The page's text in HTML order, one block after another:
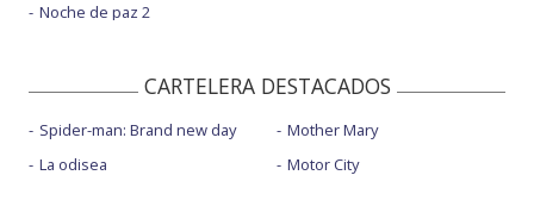
Noche de paz 2
CARTELERA DESTACADOS
Spider-man: Brand new day
La odisea
Mother Mary
Motor City